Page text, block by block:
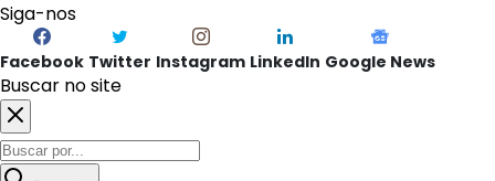
Siga-nos
Facebook Twitter Instagram LinkedIn Google News
Buscar no site